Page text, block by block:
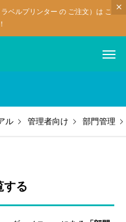
ベルプリンター の ご注文）は こ
ル 管理者向け 部門管理
する